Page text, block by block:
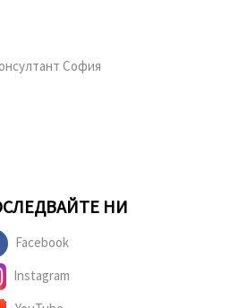
София
НИ
Facebook
Instagram